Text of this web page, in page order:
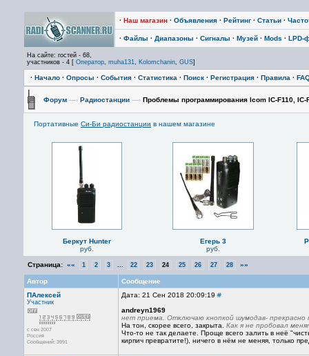
· Наш магазин · Объявления · Рейтинг · Статьи ·
· Файлы · Диапазоны · Сигналы · Музей · Mods · LPD-
На сайте: гостей - 68,
участников - 4 [ Оператор, muha131, Kolomchanin, GUS]
· Начало · Опросы · События · Статистика · Поиск · Регистрация · Правила ·
Форум —› Радиостанции —› Проблемы программирования Icom IC-F110, IC-
Портативные Си-Би радиостанции в нашем магазине
Беркут Hunter
руб.
Егерь 3
руб.
Страница: «« 1 2 3 22 23 24 25 26 27 28 »»
Автор
Сообщение
ПАлексей
Участник
с сен 2007
Россия
Сообщений: 3991
Дата: 21 Сен 2018 20:09:19 #
andreyn1969
нет приема. Отключаю кнопкой шумодав- прекрасно
На тон, скорее всего, закрыта. Как я не пробовал
Что-то не так делаете. Проще всего залить в неё
кирпич превратите!), ничего в нём не меняя, только